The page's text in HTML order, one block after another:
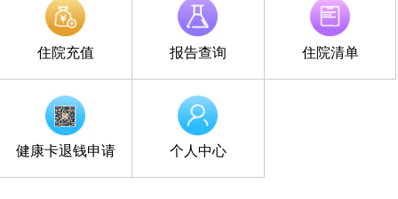
住院充值 报告查询 住院清单
健康卡退钱申请 个人中心